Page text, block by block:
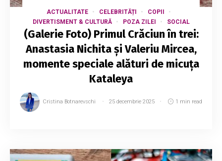
ACTUALITATE CELEBRITĂȚI
COPII
DIVERTISMENT & CULTURĂ
POZA ZILEI SOCIAL
(Galerie Foto) Primul Crăciun în trei:
Anastasia Nichita și Valeriu Mircea,
momente speciale alături de micuța
Kataleya
Cristina Botnarevschi 25 decembrie 2025 1 min read